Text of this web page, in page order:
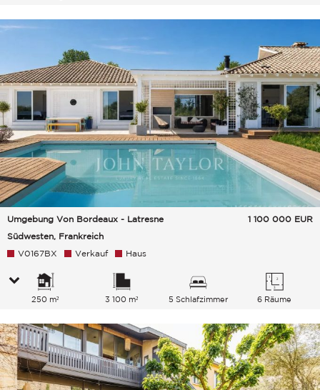
Umgebung Von Bordeaux - Latresne
Südwesten, Frankreich
1 100 000 EUR
V0167BX Verkauf Haus
250 m² 3 100 m² 5 Schlafzimmer 6 Räume